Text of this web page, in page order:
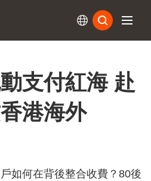
支付紅海 赴
港海外
如何在背後整合收費？80後